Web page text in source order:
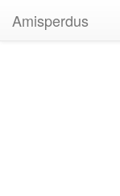
Amisperdus